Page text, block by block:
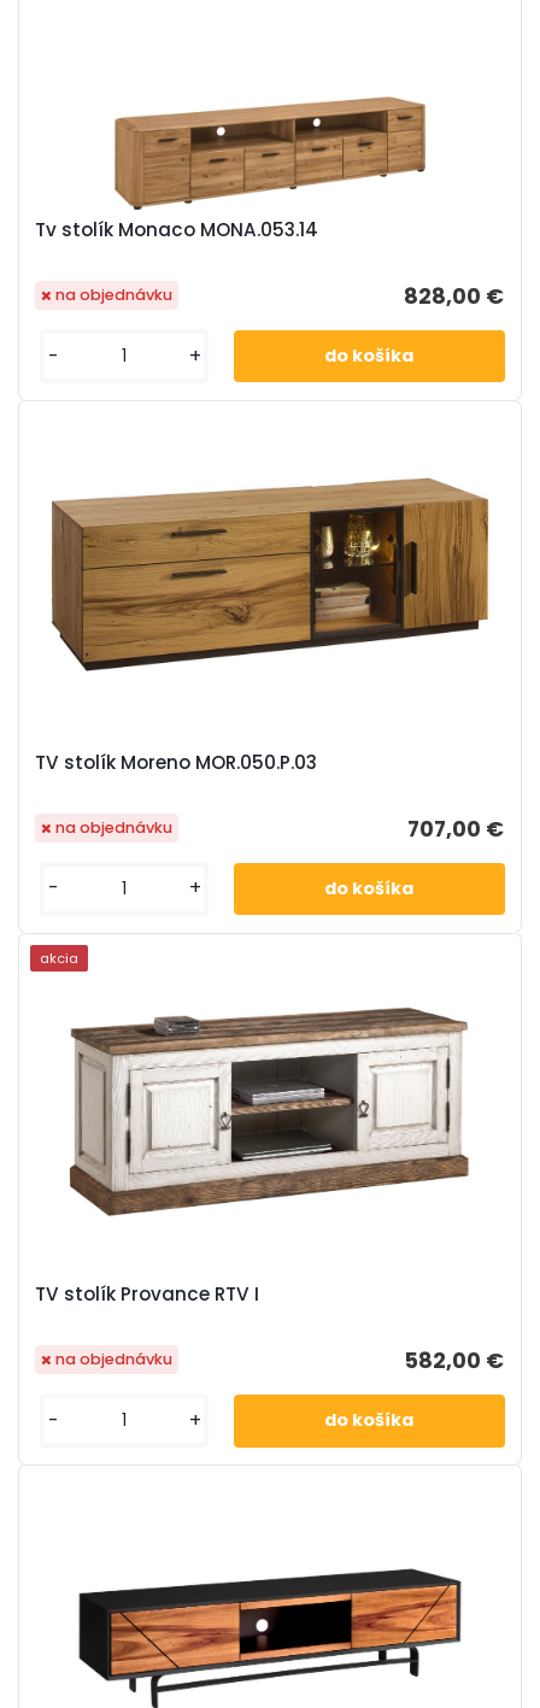
Tv stolík Monaco MONA.053.14
828,00 €
na objednávku
- +
TV stolík Moreno MOR.050.P.03
707,00 €
na objednávku
- +
TV stolík Provance RTV I
582,00 €
na objednávku
- +
akcia